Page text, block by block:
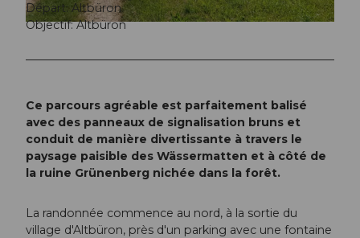
© Willisau Tourismus, Willisau Tourismus |
Départ: Altbüron
Objectif: Altbüron
Ce parcours agréable est parfaitement balisé
avec des panneaux de signalisation bruns et
conduit de manière divertissante à travers le
paysage paisible des Wässermatten et à côté de
la ruine Grünenberg nichée dans la forêt.
La randonnée commence au nord, à la sortie du
village d'Altbüron, près d'un parking avec une fontaine